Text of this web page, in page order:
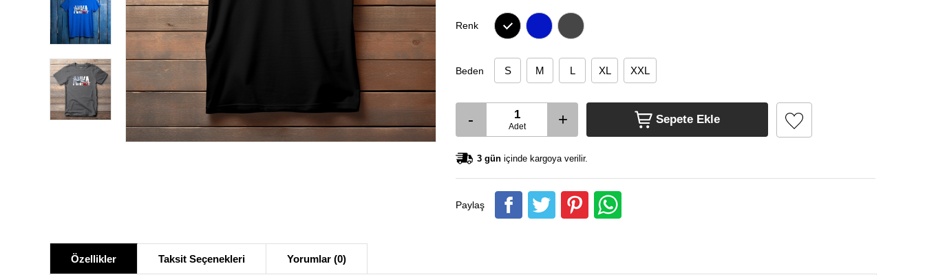
Renk
Beden S M L XL XXL
- Adet + Sepete Ekle
3 gün içinde kargoya verilir.
Paylaş
Özellikler Taksit Seçenekleri Yorumlar (0)